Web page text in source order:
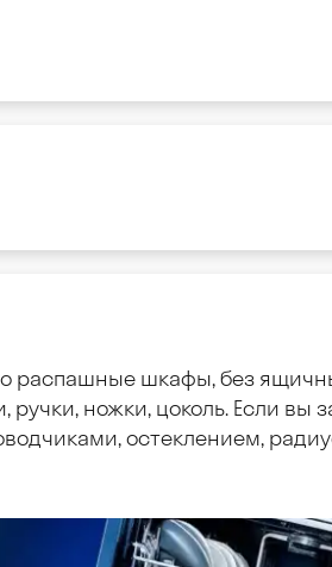
распашные шкафы, без
ножки, цоколь. Если вы
остеклением,